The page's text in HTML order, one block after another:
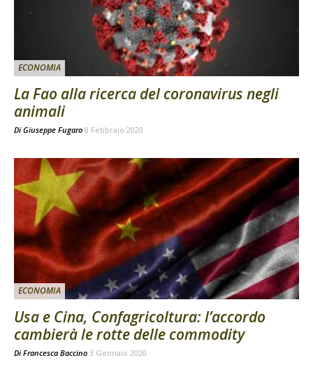
ECONOMIA
La Fao alla ricerca del coronavirus negli
animali
Di Giuseppe Fugaro 8 Febbraio 2020
ECONOMIA
Usa e Cina, Confagricoltura: l’accordo
cambierà le rotte delle commodity
Di Francesca Baccino 3 Gennaio 2020